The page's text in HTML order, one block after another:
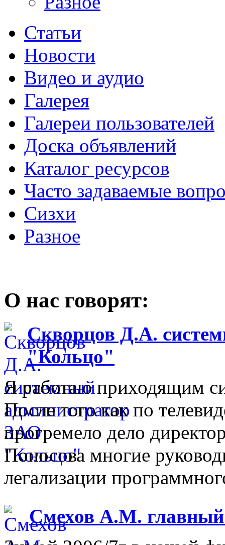
Статьи
Новости
Видео и аудио
Галерея
Галереи пользователей
Доска объявлений
Каталог ресурсов
Часто задаваемые
Сизхи
Разное
О нас говорят:
Скворцов Д.А.
"Кольцо"
Я работаю приходящим
После того как по
прогремело дело
Поносова многие
легализации
Смехов А.М.